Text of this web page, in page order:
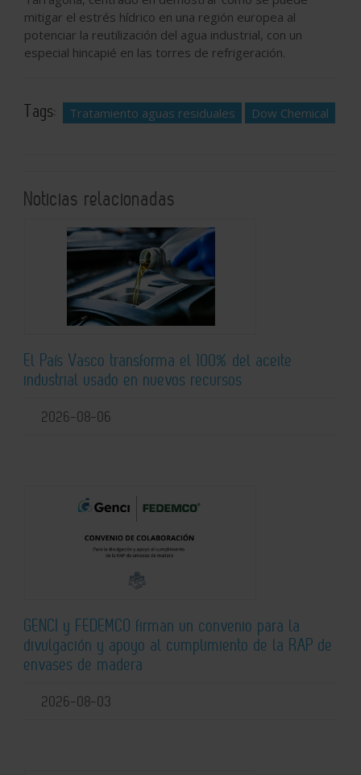
mitigar el estrés hídrico en una región europea al
potenciar la reutilización del agua industrial, con un
especial hincapié en las torres de refrigeración.
Tags: Tratamiento aguas residuales Dow Chemical
Noticias relacionadas
El País Vasco transforma el 100% del aceite
industrial usado en nuevos recursos
2026-08-06
GENCI y FEDEMCO firman un convenio para la
divulgación y apoyo al cumplimiento de la RAP de
envases de madera
2026-08-03